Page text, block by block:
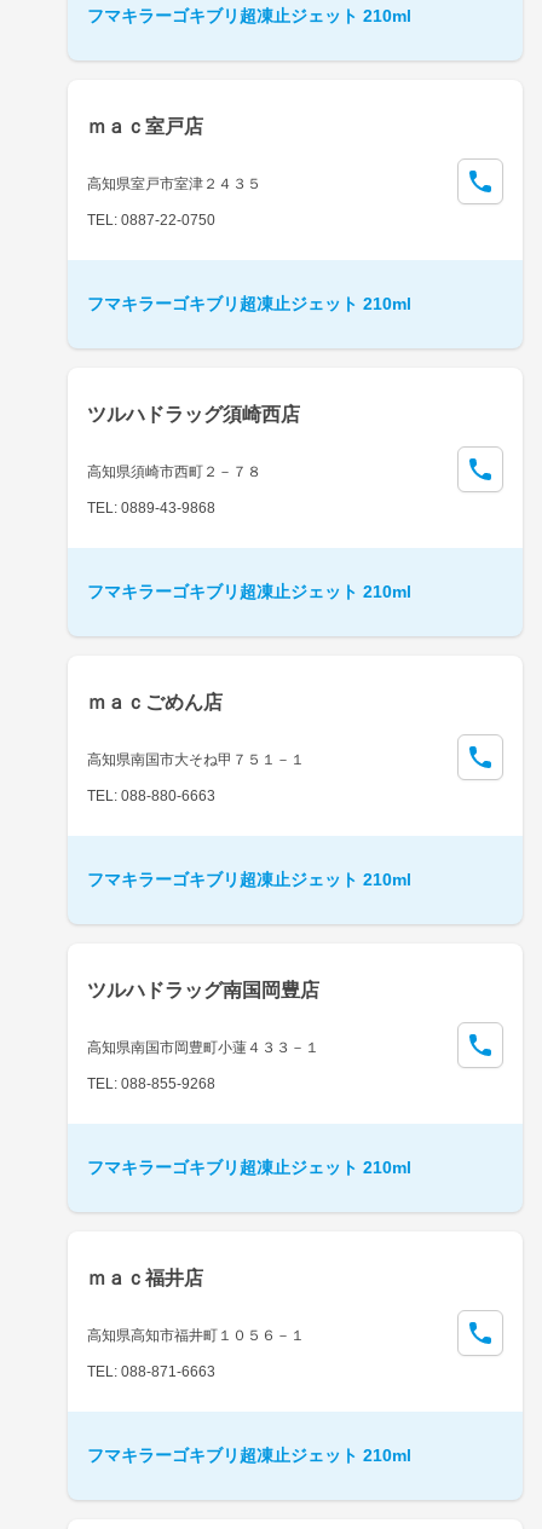
フマキラーゴキブリ超凍止ジェット 210ml
ｍａｃ室戸店
高知県室戸市室津２４３５
TEL: 0887-22-0750
フマキラーゴキブリ超凍止ジェット 210ml
ツルハドラッグ須崎西店
高知県須崎市西町２－７８
TEL: 0889-43-9868
フマキラーゴキブリ超凍止ジェット 210ml
ｍａｃごめん店
高知県南国市大そね甲７５１－１
TEL: 088-880-6663
フマキラーゴキブリ超凍止ジェット 210ml
ツルハドラッグ南国岡豊店
高知県南国市岡豊町小蓮４３３－１
TEL: 088-855-9268
フマキラーゴキブリ超凍止ジェット 210ml
ｍａｃ福井店
高知県高知市福井町１０５６－１
TEL: 088-871-6663
フマキラーゴキブリ超凍止ジェット 210ml